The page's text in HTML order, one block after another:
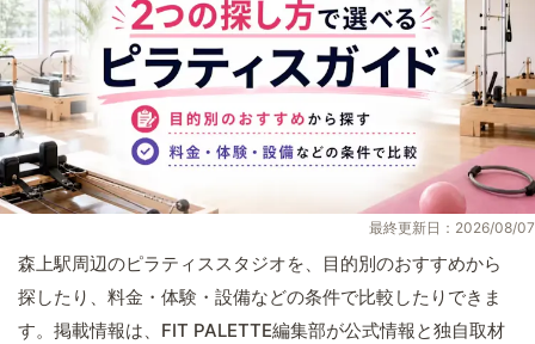
最終更新日：2026/08/07
森上駅周辺のピラティススタジオを、目的別のおすすめから
探したり、料金・体験・設備などの条件で比較したりできま
す。掲載情報は、FIT PALETTE編集部が公式情報と独自取材